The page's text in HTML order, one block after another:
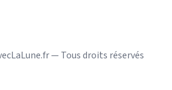
— Tous droits réservés